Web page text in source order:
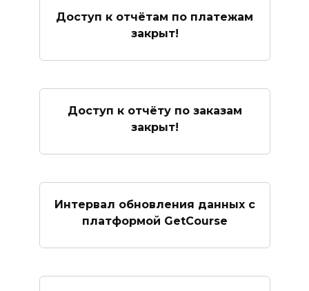
Доступ к отчётам по платежам
закрыт!
Доступ к отчёту по заказам
закрыт!
Интервал обновления данных с
платформой GetCourse